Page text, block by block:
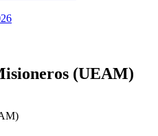
(UEAM)